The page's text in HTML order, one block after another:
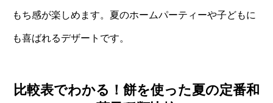
もち感が楽しめます。夏のホームパーティーや子どもに
も喜ばれるデザートです。
比較表でわかる！餅を使った夏の定番和